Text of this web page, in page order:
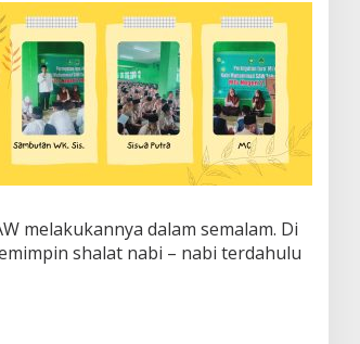
melakukannya dalam semalam. Di
shalat nabi – nabi terdahulu